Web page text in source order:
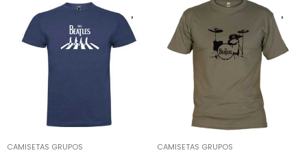
CAMISETAS GRUPOS
CAMISETAS GRUPOS